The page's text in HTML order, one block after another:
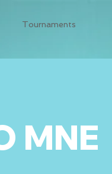
Tournaments
MNE